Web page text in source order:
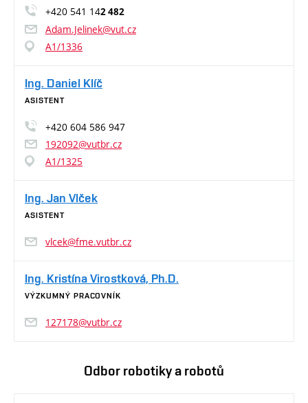
+420 541 142 482
Adam.Jelinek@vut.cz
A1/1336
Ing. Daniel Klíč
ASISTENT
+420 604 586 947
192092@vutbr.cz
A1/1325
Ing. Jan Vlček
ASISTENT
vlcek@fme.vutbr.cz
Ing. Kristína Virostková, Ph.D.
VÝZKUMNÝ PRACOVNÍK
127178@vutbr.cz
Odbor robotiky a robotů